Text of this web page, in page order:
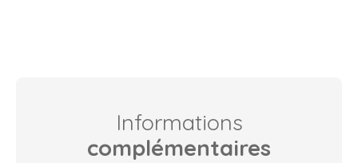
Informations
complémentaires